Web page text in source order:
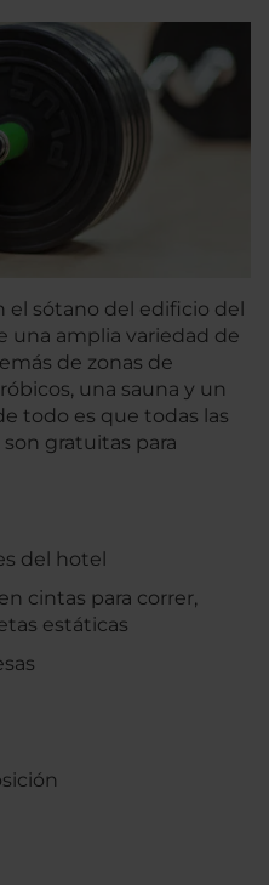
el sótano del edificio del
una amplia variedad de
de zonas de
una sauna y un
todo es que todas las
gratuitas para
del hotel
cintas para correr,
estáticas